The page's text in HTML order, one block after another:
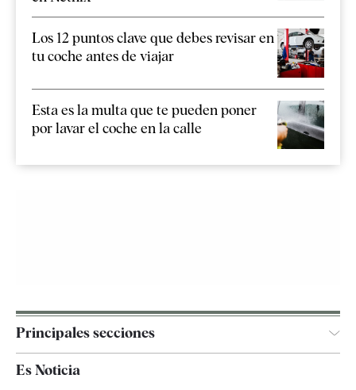
Los 12 puntos clave que debes revisar en
tu coche antes de viajar
Esta es la multa que te pueden poner
por lavar el coche en la calle
Principales secciones
España
Es Noticia